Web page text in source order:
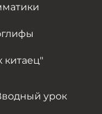
китаец"
урок